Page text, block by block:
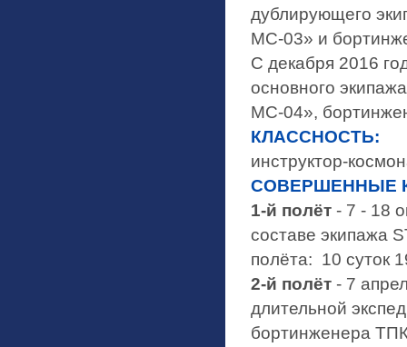
дублирующего
МС-03» и
С декабря 2016
основного
МС-04»,
КЛАССНОСТЬ:
инструктор-
СОВЕРШЕННЫЕ
1-й полёт - 7 - 18
составе экипажа
полёта: 10 суток
2-й полёт - 7
длительной
бортинженера